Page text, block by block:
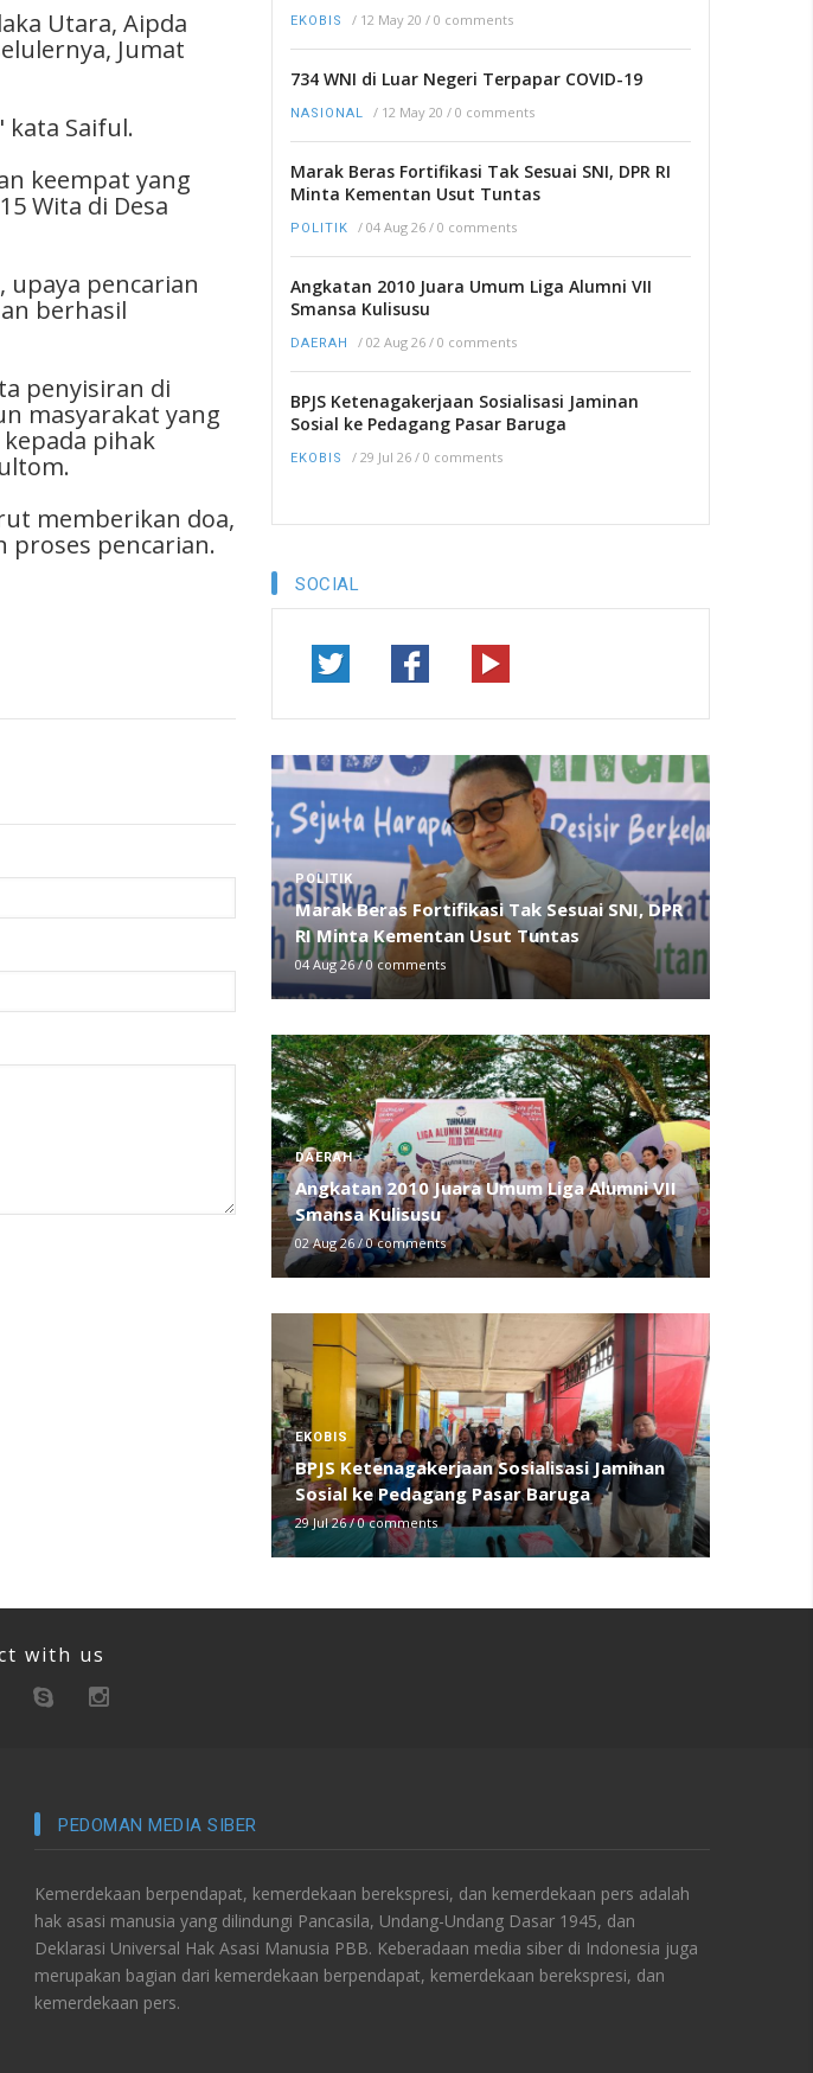
Utara, Aipda
Jumat
Saiful.
keempat yang
Wita di Desa
upaya pencarian
berhasil
penyisiran di
masyarakat yang
pihak
memberikan doa,
proses pencarian.
EKOBIS / 12 May 20 / 0 comments
734 WNI di Luar Negeri Terpapar COVID-19
NASIONAL / 12 May 20 / 0 comments
Marak Beras Fortifikasi Tak Sesuai SNI, DPR RI
Minta Kementan Usut Tuntas
POLITIK / 04 Aug 26 / 0 comments
Angkatan 2010 Juara Umum Liga Alumni VII
Smansa Kulisusu
DAERAH / 02 Aug 26 / 0 comments
BPJS Ketenagakerjaan Sosialisasi Jaminan
Sosial ke Pedagang Pasar Baruga
EKOBIS / 29 Jul 26 / 0 comments
SOCIAL
POLITIK
Marak Beras Fortifikasi Tak Sesuai SNI, DPR
RI Minta Kementan Usut Tuntas
04 Aug 26/0 comments
DAERAH
Angkatan 2010 Juara Umum Liga Alumni VII
Smansa Kulisusu
02 Aug 26 /0 comments
EKOBIS
BPJS Ketenagakerjaan Sosialisasi Jaminan
Sosial ke Pedagang Pasar Baruga
29 Jul 26/0 comments
with us
PEDOMAN MEDIA SIBER
Kemerdekaan berpendapat, kemerdekaan berekspresi, dan kemerdekaan pers adalah
hak asasi manusia yang dilindungi Pancasila, Undang-Undang Dasar 1945, dan
Deklarasi Universal Hak Asasi Manusia PBB. Keberadaan media siber di Indonesia juga
merupakan bagian dari kemerdekaan berpendapat, kemerdekaan berekspresi, dan
kemerdekaan pers.